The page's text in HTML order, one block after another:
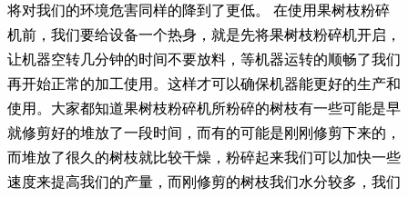
将对我们的环境危害同样的降到了更低。 在使用果树枝粉碎
机前，我们要给设备一个热身，就是先将果树枝粉碎机开启，
让机器空转几分钟的时间不要放料，等机器运转的顺畅了我们
再开始正常的加工使用。这样才可以确保机器能更好的生产和
使用。大家都知道果树枝粉碎机所粉碎的树枝有一些可能是早
就修剪好的堆放了一段时间，而有的可能是刚刚修剪下来的，
而堆放了很久的树枝就比较干燥，粉碎起来我们可以加快一些
速度来提高我们的产量，而刚修剪的树枝我们水分较多，我们